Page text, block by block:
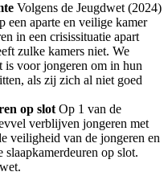
Volgens de Jeugdwet (2024)
een aparte en veilige kamer
in een crisissituatie apart
zulke kamers niet. We
is voor jongeren om in hun
als zij zich al niet goed
op slot Op 1 van de
verblijven jongeren met
veiligheid van de jongeren en
slaapkamerdeuren op slot.